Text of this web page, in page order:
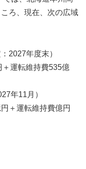
ろ、現在、次の広域
2027年度末）
運転維持費535億
年11月）
＋運転維持費億円